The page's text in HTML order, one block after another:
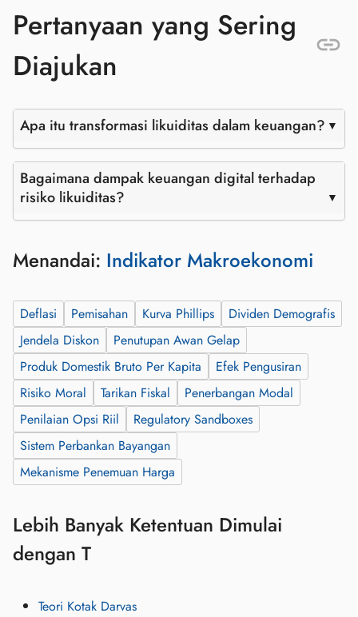
Pertanyaan yang Sering
Diajukan
Apa itu transformasi likuiditas dalam keuangan?
Bagaimana dampak keuangan digital terhadap
risiko likuiditas?
Menandai: Indikator Makroekonomi
Deflasi Pemisahan Kurva Phillips
Dividen Demografis
Jendela Diskon
Penutupan Awan Gelap
Produk Domestik Bruto Per Kapita
Efek Pengusiran
Risiko Moral
Tarikan Fiskal
Penerbangan Modal
Penilaian Opsi Riil
Regulatory Sandboxes
Sistem Perbankan Bayangan
Mekanisme Penemuan Harga
Lebih Banyak Ketentuan Dimulai
dengan T
Teori Kotak Darvas